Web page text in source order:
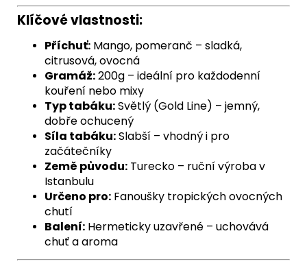
Klíčové vlastnosti:
Příchuť: Mango, pomeranč – sladká,
citrusová, ovocná
Gramáž:200g – ideální pro každodenní
kouření nebo mixy
Typ tabáku:Světlý (Gold Line) – jemný,
dobře ochucený
Síla tabáku:Slabší – vhodný i pro
začátečníky
Země původu: Turecko – ruční výroba v
Istanbulu
Určeno pro: Fanoušky tropických ovocných
chutí
Balení: Hermeticky uzavřené – uchovává
chuť a aroma